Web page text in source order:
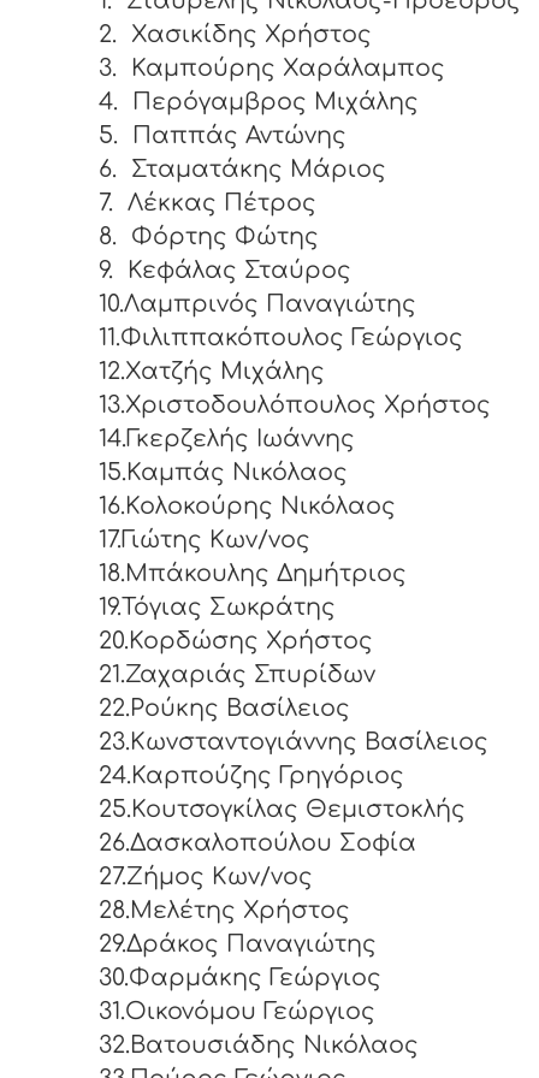
2.
Χασικίδης Χρήστος
3.
Καμπούρης Χαράλαμπος
4.
Περόγαμβρος Μιχάλης
5.
Παππάς Αντώνης
6.
Σταματάκης Μάριος
7.
Λέκκας Πέτρος
8.
Φόρτης Φώτης
9.
Κεφάλας Σταύρος
10.Λαμπρινός Παναγιώτης
11.Φιλιππακόπουλος Γεώργιος
12.Χατζής Μιχάλης
13.Χριστοδουλόπουλος Χρήστος
14.Γκερζελής Ιωάννης
15.Καμπάς Νικόλαος
16.Κολοκούρης Νικόλαος
17.Γιώτης Κων/νος
18.Μπάκουλης Δημήτριος
19.Τόγιας Σωκράτης
20.Κορδώσης Χρήστος
21.Ζαχαριάς Σπυρίδων
22.Ρούκης Βασίλειος
23.Κωνσταντογιάννης Βασίλειος
24.Καρπούζης Γρηγόριος
25.Κουτσογκίλας Θεμιστοκλής
26.Δασκαλοπούλου Σοφία
27.Ζήμος Κων/νος
28.Μελέτης Χρήστος
29.Δράκος Παναγιώτης
30.Φαρμάκης Γεώργιος
31.Οικονόμου Γεώργιος
32.Βατουσιάδης Νικόλαος